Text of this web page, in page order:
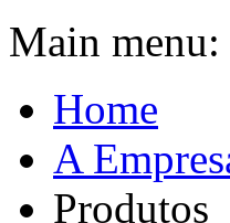
Main menu:
Home
A
Produtos